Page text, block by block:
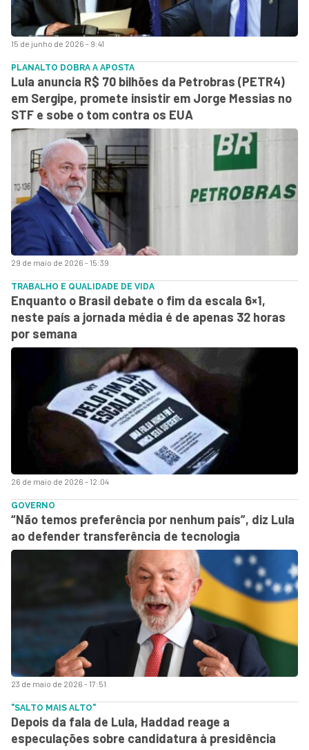
15 de junho de 2026 - 9:41
29 de maio de 2026 - 15:39
PLANALTO DOBRA A APOSTA
Lula anuncia R$ 70 bilhões da Petrobras (PETR4)
em Sergipe, promete insistir em Jorge Messias no
STF e sobe o tom contra os EUA
26 de maio de 2026 - 12:04
TRABALHO E QUALIDADE DE VIDA
Enquanto o Brasil debate o fim da escala 6×1,
neste país a jornada média é de apenas 32 horas
por semana
23 de maio de 2026 - 17:51
GOVERNO
“Não temos preferência por nenhum país”, diz Lula
ao defender transferência de tecnologia
"SALTO MAIS ALTO"
Depois da fala de Lula, Haddad reage a
especulações sobre candidatura à presidência